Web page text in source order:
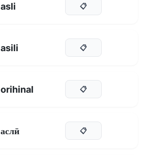
asli 📋
asili 📋
orihinal 📋
аслӣ 📋